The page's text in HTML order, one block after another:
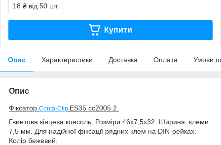
18 ₴ від 50 шт.
Купити
Опис Характеристики Доставка Оплата Умови
Опис
Фіксатор Conta-Clip ES35 сс2005.2
Гвинтова кінцева консоль. Розміри 46х7,5х32. Ширина клеми
7,5 мм. Для надійної фіксації рядних клем на DIN-рейках.
Колір бежевий.